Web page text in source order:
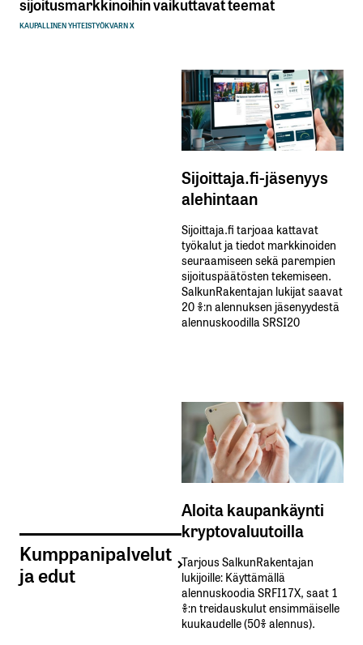
KAUPALLINEN YHTEISTYÖKVARN X
Kumppanipalvelut
ja edut
Sijoittaja.fi-jäsenyys
alehintaan
Sijoittaja.fi tarjoaa kattavat
työkalut ja tiedot markkinoiden
seuraamiseen sekä parempien
sijoituspäätösten tekemiseen.
SalkunRakentajan lukijat saavat
20 %:n alennuksen jäsenyydestä
alennuskoodilla SRSI20
Aloita kaupankäynti
kryptovaluutoilla
Tarjous SalkunRakentajan
lukijoille: Käyttämällä​ ​
alennuskoodia​ ​SRFI17X,​ ​saat​ ​1
%:n treidauskulut​ ​ensimmäiselle​ ​
kuukaudelle​ ​(50%​ ​alennus).